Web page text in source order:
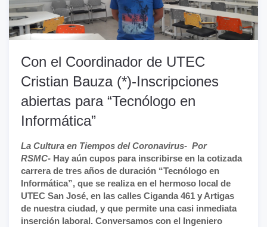
Con el Coordinador de UTEC
Cristian Bauza (*)-Inscripciones
abiertas para “Tecnólogo en
Informática”
La Cultura en Tiempos del Coronavirus- Por
RSMC- Hay aún cupos para inscribirse en la cotizada
carrera de tres años de duración “Tecnólogo en
Informática”, que se realiza en el hermoso local de
UTEC San José, en las calles Ciganda 461 y Artigas
de nuestra ciudad, y que permite una casi inmediata
inserción laboral. Conversamos con el Ingeniero